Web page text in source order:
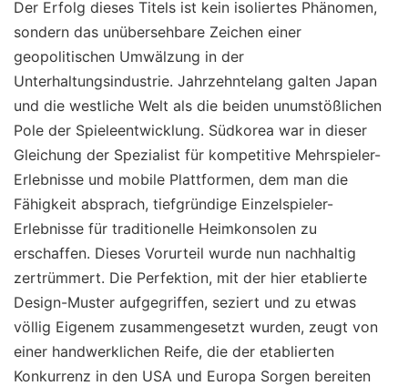
Der Erfolg dieses Titels ist kein isoliertes Phänomen,
sondern das unübersehbare Zeichen einer
geopolitischen Umwälzung in der
Unterhaltungsindustrie. Jahrzehntelang galten Japan
und die westliche Welt als die beiden unumstößlichen
Pole der Spieleentwicklung. Südkorea war in dieser
Gleichung der Spezialist für kompetitive Mehrspieler-
Erlebnisse und mobile Plattformen, dem man die
Fähigkeit absprach, tiefgründige Einzelspieler-
Erlebnisse für traditionelle Heimkonsolen zu
erschaffen. Dieses Vorurteil wurde nun nachhaltig
zertrümmert. Die Perfektion, mit der hier etablierte
Design-Muster aufgegriffen, seziert und zu etwas
völlig Eigenem zusammengesetzt wurden, zeugt von
einer handwerklichen Reife, die der etablierten
Konkurrenz in den USA und Europa Sorgen bereiten